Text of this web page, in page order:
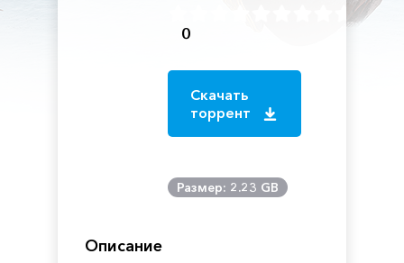
0
Скачать
торрент
Размер: 2.23 GB
Описание